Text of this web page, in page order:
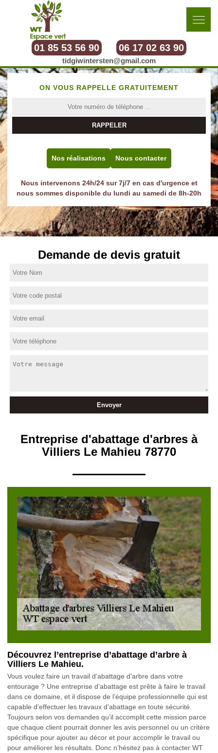
01 85 53 56 90 06 17 02 63 90
tidgiwintersten@gmail.com
ON VOUS RAPPELLE GRATUITEMENT
Nos réalisations Nous contacter
Nous intervenons 24h/24 sur 7j/7 en cas d'urgence et
nous sommes disponible du lundi au samedi de 8h-20h
Demande de devis gratuit
Entreprise d'abattage d'arbres à
Villiers Le Mahieu 78770
Découvrez l’entreprise d’abattage d’arbre à
Villiers Le Mahieu.
Vous voulez faire un travail d’abattage d’arbre dans votre
entourage ? Une entreprise d’abattage est prête à faire le travail
dans ce domaine, et il dispose de l’équipe professionnelle qui est
capable d’effectuer les travaux d’abattage en toute sécurité.
Toujours selon vos demandes qu’il accomplit cette mission parce
que chaque client pourrait donner les avis personnel ou un critère
spécifique pour ajouter au décor et pour accomplir le travail ou
pour améliorer les résultats. Donc n’hésitez pas à contacter WT